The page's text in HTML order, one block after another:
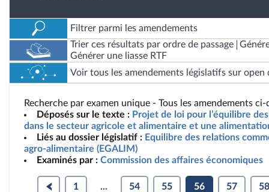
Filtrer parmi les amendements
Trier ces résultats par ordre de passage
Générer une liasse RTF
Voir tous les amendements législatifs sur open
Recherche par examen unique - Tous les amendements ci-
Déposés sur le texte : Projet de loi pour l’équilibre
dans le secteur agricole et alimentaire et une
Liés au dossier législatif : Equilibre des relations
agro-alimentaire (EGALIM)
Examinés par : Commission des affaires économiques
1 ... 54 55 56 57 58